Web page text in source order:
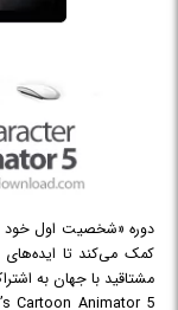
کمک می‌کند تا ایده‌های
مشتاقید با جهان به